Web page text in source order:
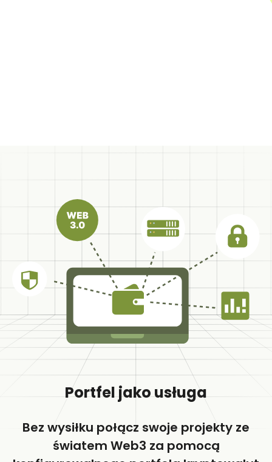
Portfel jako usługa
Bez wysiłku połącz swoje projekty ze
światem Web3 za pomocą